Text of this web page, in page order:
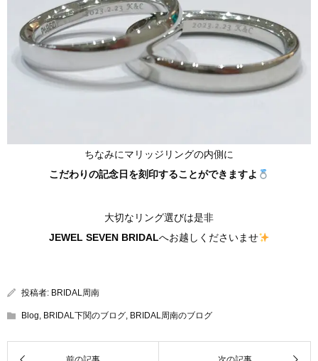
ちなみにマリッジリングの内側に
こだわりの記念日を刻印することができますよ
大切なリング選びは是非
JEWEL SEVEN BRIDALへお越しくださいませ
投稿者: BRIDAL周南
Blog, BRIDAL下関のブログ, BRIDAL周南のブログ